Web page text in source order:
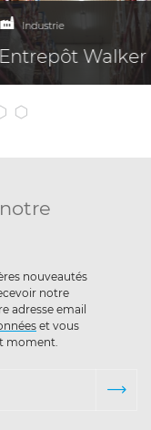
Walker
nouveautés
notre
adresse email
et vous
moment.